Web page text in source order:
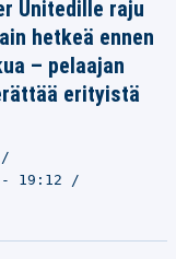
Unitedille raju
hetkeä ennen
– pelaajan
erityistä
- 19:12